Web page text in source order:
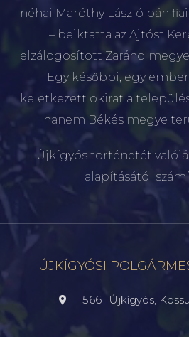
néhai Maróthy László bán
– beiktatta az Ajtóst
elzálogosított Zaránd
Egy későbbi, egy
keletkezett okirat a
hanem Békés megye
Újkígyós történetét
alapításától
ÚJKÍGYÓSI
5661 Újkígyós,